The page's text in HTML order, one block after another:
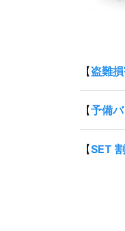
【盗難
【予備
【SET 割